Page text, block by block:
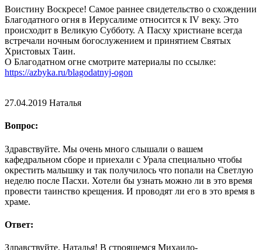
Воистину Воскресе! Самое раннее свидетельство о схождении
Благодатного огня в Иерусалиме относится к IV веку. Это
происходит в Великую Субботу. А Пасху христиане всегда
встречали ночным богослужением и принятием Святых
Христовых Таин.
О Благодатном огне смотрите материалы по ссылке:
https://azbyka.ru/blagodatnyj-ogon
27.04.2019 Наталья
Вопрос:
Здравствуйте. Мы очень много слышали о вашем
кафедральном сборе и приехали с Урала специально чтобы
окрестить малышку и так получилось что попали на Светлую
неделю после Пасхи. Хотели бы узнать можно ли в это время
провести таинство крещения. И проводят ли его в это время в
храме.
Ответ:
Здравствуйте, Наталья! В строящемся Михаило-